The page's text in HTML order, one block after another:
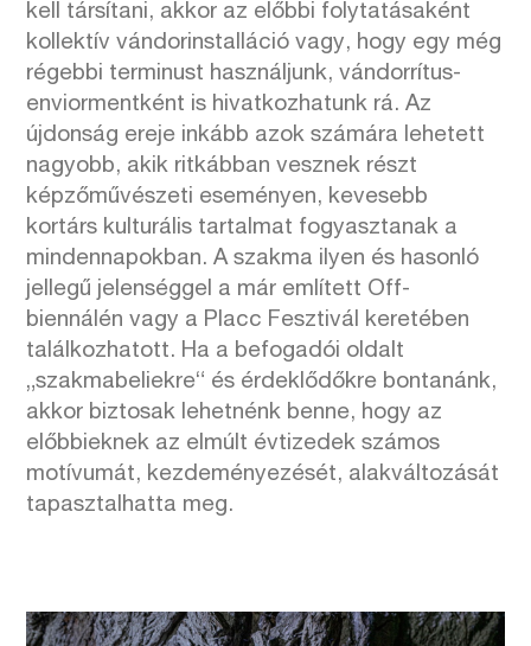
kell társítani, akkor az előbbi folytatásaként
kollektív vándorinstalláció vagy, hogy egy még
régebbi terminust használjunk, vándorrítus-
enviormentként is hivatkozhatunk rá. Az
újdonság ereje inkább azok számára lehetett
nagyobb, akik ritkábban vesznek részt
képzőművészeti eseményen, kevesebb
kortárs kulturális tartalmat fogyasztanak a
mindennapokban. A szakma ilyen és hasonló
jellegű jelenséggel a már említett Off-
biennálén vagy a Placc Fesztivál keretében
találkozhatott. Ha a befogadói oldalt
„szakmabeliekre“ és érdeklődőkre bontanánk,
akkor biztosak lehetnénk benne, hogy az
előbbieknek az elmúlt évtizedek számos
motívumát, kezdeményezését, alakváltozását
tapasztalhatta meg.